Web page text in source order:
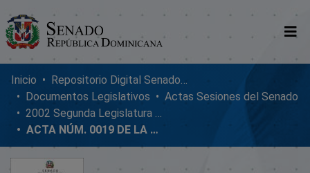
Comunidades
Glosario
Nosotros
Inicio
Repositorio Digital SenadoRD
Documentos Legislativos
Actas Sesiones del Senado
2002 Segunda Legislatura Ordinaria
ACTA NÚM. 0019 DE LA SESIÓN ORDINARIA DEL SENADO DE LA REPÚBLICA DOMINICANA, MIÉRCOLES 11 DE DICIEMBRE DE 2002